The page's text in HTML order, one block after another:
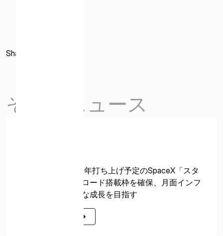
Share
その他ニュース
ispace、最速2030年打ち上げ予定のSpaceX「スタ
ーシップ」のペイロード搭載枠を確保、月面インフ
ラ市場の加速度的な成長を目指す